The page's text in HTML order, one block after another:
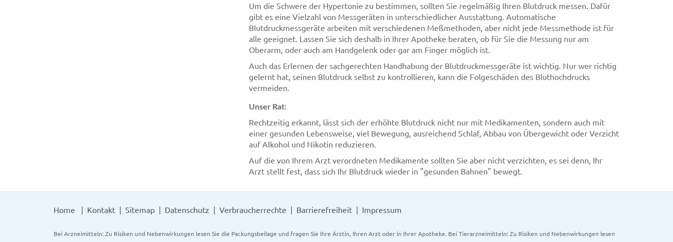
Um die Schwere der Hypertonie zu bestimmen, sollten Sie regelmäßig Ihren Blutdruck messen. Dafür
gibt es eine Vielzahl von Messgeräten in unterschiedlicher Ausstattung. Automatische
Blutdruckmessgeräte arbeiten mit verschiedenen Meßmethoden, aber nicht jede Messmethode ist für
alle geeignet. Lassen Sie sich deshalb in Ihrer Apotheke beraten, ob für Sie die Messung nur am
Oberarm, oder auch am Handgelenk oder gar am Finger möglich ist.
Auch das Erlernen der sachgerechten Handhabung der Blutdruckmessgeräte ist wichtig. Nur wer richtig
gelernt hat, seinen Blutdruck selbst zu kontrollieren, kann die Folgeschäden des Bluthochdrucks
vermeiden.
Unser Rat:
Rechtzeitig erkannt, lässt sich der erhöhte Blutdruck nicht nur mit Medikamenten, sondern auch mit
einer gesunden Lebensweise, viel Bewegung, ausreichend Schlaf, Abbau von Übergewicht oder Verzicht
auf Alkohol und Nikotin reduzieren.
Auf die von Ihrem Arzt verordneten Medikamente sollten Sie aber nicht verzichten, es sei denn, Ihr
Arzt stellt fest, dass sich Ihr Blutdruck wieder in "gesunden Bahnen" bewegt.
Home Kontakt Sitemap Datenschutz Verbraucherrechte Barrierefreiheit Impressum
Bei Arzneimitteln: Zu Risiken und Nebenwirkungen lesen Sie die Packungsbeilage und fragen Sie Ihre Ärztin, Ihren Arzt oder in Ihrer Apotheke. Bei Tierarzneimitteln: Zu Risiken und Nebenwirkungen lesen